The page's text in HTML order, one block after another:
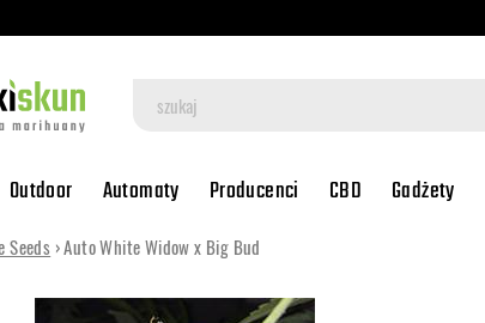
Outdoor Automaty Producenci CBD Gadżety
Seeds › Auto White Widow x Big Bud